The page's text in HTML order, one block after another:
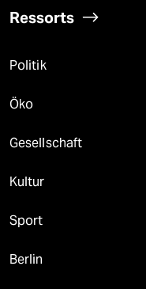
Ressorts
Politik
Öko
Gesellschaft
Kultur
Sport
Berlin